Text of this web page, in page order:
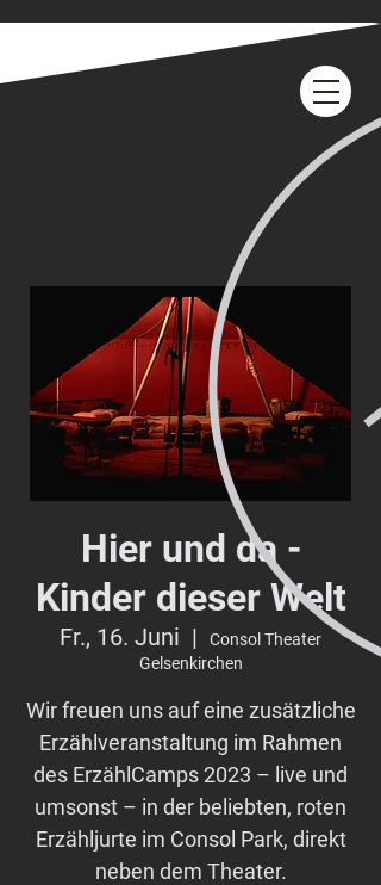
Hier und da -
Kinder dieser Welt
Fr., 16. Juni
  |
Consol Theater
Gelsenkirchen
Wir freuen uns auf eine zusätzliche
Erzählveranstaltung im Rahmen
des ErzählCamps 2023 – live und
umsonst – in der beliebten, roten
Erzähljurte im Consol Park, direkt
neben dem Theater.